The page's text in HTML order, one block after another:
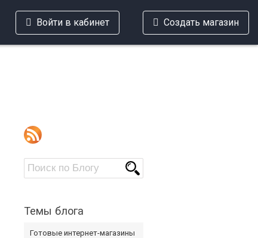
Войти в кабинет Создать магазин
Темы блога
Готовые интернет-магазины